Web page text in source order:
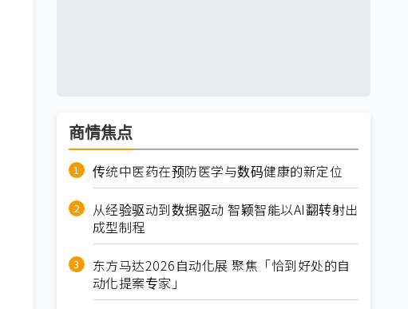
商情焦点
传统中医药在预防医学与数码健康的新定位
从经验驱动到数据驱动 智颖智能以AI翻转射出
成型制程
东方马达2026自动化展 聚焦「恰到好处的自
动化提案专家」